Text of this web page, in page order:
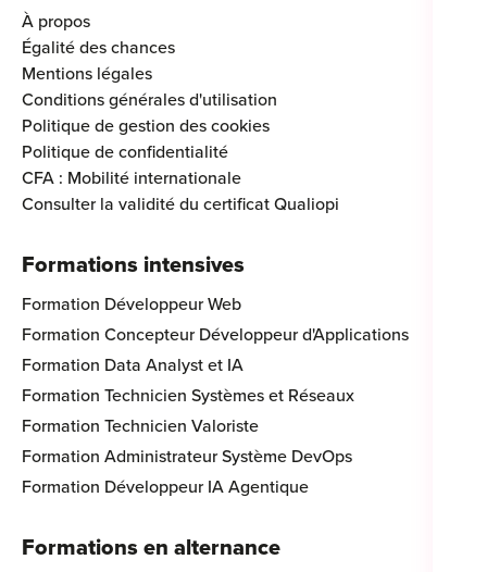
À propos
Égalité des chances
Mentions légales
Conditions générales d'utilisation
Politique de gestion des cookies
Politique de confidentialité
CFA : Mobilité internationale
Consulter la validité du certificat Qualiopi
Formations intensives
Formation Développeur Web
Formation Concepteur Développeur d'Applications
Formation Data Analyst et IA
Formation Technicien Systèmes et Réseaux
Formation Technicien Valoriste
Formation Administrateur Système DevOps
Formation Développeur IA Agentique
Formations en alternance